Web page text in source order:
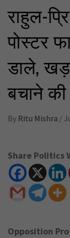
राहुल-
पोस्टर
डाले,
बचाने की
By Ritu Mishra /
Share Politics
Opposition